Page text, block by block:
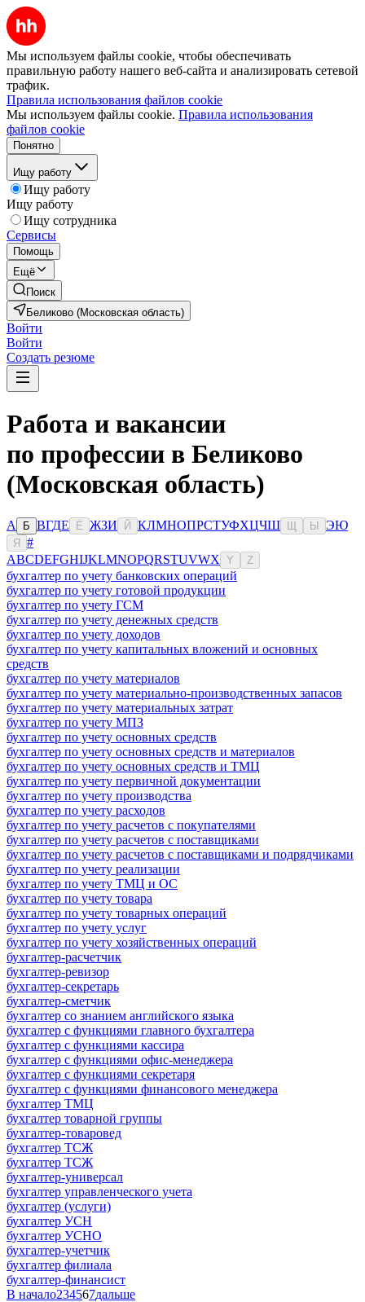
Мы используем файлы cookie, чтобы обеспечивать
правильную работу нашего веб-сайта и анализировать сетевой
трафик.
Правила использования файлов cookie
Мы используем файлы cookie. Правила использования
файлов cookie
Понятно
Ищу работу
Ищу работу
Ищу работу
Ищу сотрудника
Сервисы
Помощь
Ещё
Поиск
Беликово (Московская область)
Войти
Войти
Создать резюме
Работа и вакансии
по профессии в Беликово
(Московская область)
А Б ВГДЕ Ё ЖЗИ Й КЛМНОПРСТУФХЦЧШ Ы ЭЮ
Я
#
ABCDEFGHIJKLMNOPQRSTUVWX Y Z
бухгалтер по учету банковских операций
бухгалтер по учету готовой продукции
бухгалтер по учету ГСМ
бухгалтер по учету денежных средств
бухгалтер по учету доходов
бухгалтер по учету капитальных вложений и основных
средств
бухгалтер по учету материалов
бухгалтер по учету материально-производственных запасов
бухгалтер по учету материальных затрат
бухгалтер по учету МПЗ
бухгалтер по учету основных средств
бухгалтер по учету основных средств и материалов
бухгалтер по учету основных средств и ТМЦ
бухгалтер по учету первичной документации
бухгалтер по учету производства
бухгалтер по учету расходов
бухгалтер по учету расчетов с покупателями
бухгалтер по учету расчетов с поставщиками
бухгалтер по учету расчетов с поставщиками и подрядчиками
бухгалтер по учету реализации
бухгалтер по учету ТМЦ и ОС
бухгалтер по учету товара
бухгалтер по учету товарных операций
бухгалтер по учету услуг
бухгалтер по учету хозяйственных операций
бухгалтер-расчетчик
бухгалтер-ревизор
бухгалтер-секретарь
бухгалтер-сметчик
бухгалтер со знанием английского языка
бухгалтер с функциями главного бухгалтера
бухгалтер с функциями кассира
бухгалтер с функциями офис-менеджера
бухгалтер с функциями секретаря
бухгалтер с функциями финансового менеджера
бухгалтер ТМЦ
бухгалтер товарной группы
бухгалтер-товаровед
бухгалтер ТСЖ
бухгалтер ТСЖ
бухгалтер-универсал
бухгалтер управленческого учета
бухгалтер (услуги)
бухгалтер УСН
бухгалтер УСНО
бухгалтер-учетчик
бухгалтер филиала
бухгалтер-финансист
В начало234567дальше